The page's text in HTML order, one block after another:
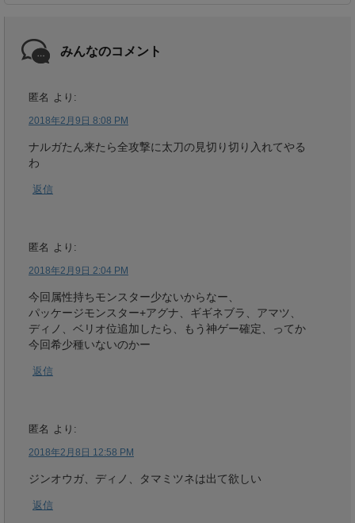
みんなのコメント
匿名 より:
2018年2月9日 8:08 PM
ナルガたん来たら全攻撃に太刀の見切り切り入れてやる
わ
返信
匿名 より:
2018年2月9日 2:04 PM
今回属性持ちモンスター少ないからなー、
パッケージモンスター+アグナ、ギギネブラ、アマツ、
ディノ、ベリオ位追加したら、もう神ゲー確定、ってか
今回希少種いないのかー
返信
匿名 より:
2018年2月8日 12:58 PM
ジンオウガ、ディノ、タマミツネは出て欲しい
返信